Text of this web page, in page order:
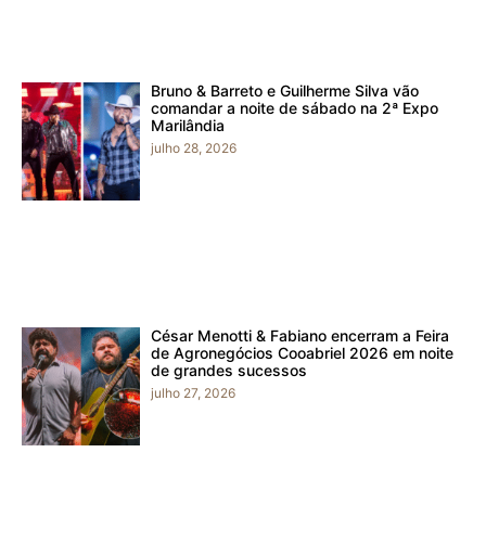
Bruno & Barreto e Guilherme Silva vão
comandar a noite de sábado na 2ª Expo
Marilândia
julho 28, 2026
César Menotti & Fabiano encerram a Feira
de Agronegócios Cooabriel 2026 em noite
de grandes sucessos
julho 27, 2026